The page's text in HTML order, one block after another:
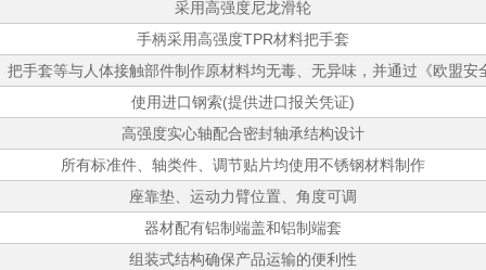
采用高强度尼龙滑轮
手柄采用高强度TPR材料把手套
把手套等与人体接触部件制作原材料均无毒、无异味，并通过《欧盟安
使用进口钢索(提供进口报关凭证)
高强度实心轴配合密封轴承结构设计
所有标准件、轴类件、调节贴片均使用不锈钢材料制作
座靠垫、运动力臂位置、角度可调
器材配有铝制端盖和铝制端套
组装式结构确保产品运输的便利性